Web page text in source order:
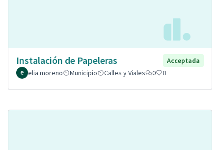
Instalación de Papeleras
Acceptada
elia moreno
Municipio Calles y Viales 0 0